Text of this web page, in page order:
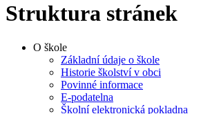
Struktura stránek
O škole
Základní údaje o škole
Historie školství v obci
Povinné informace
E-podatelna
Školní elektronická pokladna